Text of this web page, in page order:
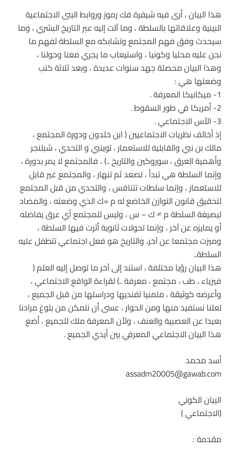
هذا البيان ، أرى فيه شيفرة فك رموز وروابط البنى الاجتماعية
البينية وعلاقاتها بالسلطة ، وما آلت إليه عبر التاريخ البشري ، وما
سيحدث وفق فهم المجتمع وتشابكه مع السلطة لفهم ما
نحن عليه محليا وكونيا ، واستيعاب ما يجري معنا وحولنا ،
وهذا البيان محصلة جهد سنوات عديدة ، وبعد ثلاثة كتب
وضعتها هي :
1- ميكانيكا المعرفة .
2- أمريكا في طور السقوط .
3- الأس الاجتماعي .
إذ أخالف نظريات الاجتماعيين ( ابن خلدون ودورة المجتمع ،
مالك بن نبي والقابلية للاستعمار ، توينبي و التحدي ، شبلنجر
وأهمية العرق ، سوروكين والتاريخ ..) ، فالمجتمع لا يمر بدورة ،
وإنما السلطة هي تبدأ ، تصعد ثم تنهار ، والمجتمع غير قابل
للاستعمار ، وإنما سلطات تتنافس ، والتحدي من قبل المجتمع
لتحقيق قانون التوازن الخاضع له م =ك الذي وضعته ، والمضاد
ليصيغة السلطة م ≠ ك – س ، وليس للمجتمع أي عرق يفاضله
أو يمايزه عن آخر ، وإنما تحولات ثانوية أثرت فيها السلطة ،
وميزت مجتمعا عن آخر، والتاريخ هو فعل اجتماعي تتطفل عليه
السلطة..
هذا البيان رؤيا مختلفة ، استند إلى آخر ما توصل إليه العلم (
فيزياء ، طب ، مجتمع ، معرفة ..) لقراءة الواقع الاجتماعي ،
وأعرضه كوثيقة ، متمنيا تفنديها ودراستها من قبل الجميع ،
لعلنا نستفيد منها ومن الحوار ، عسى أن نتمكن من بلوغ مرادنا
بعيدا عن العصبية والعنف ، ولأن المعرفة ملك للجميع ، أضع
هذا البيان الاجتماعي المعرفي بين أيدي الجميع .
أسد محمد
assadm20005@gawab.com
البيان الكوني
(الاجتماعي )
مقدمة :